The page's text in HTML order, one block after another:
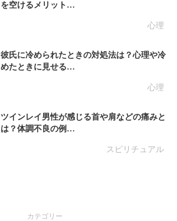
心理
を空けるメリット…
心理
彼氏に冷められたときの対処法は？心理や冷
めたときに見せる…
スピリチュアル
ツインレイ男性が感じる首や肩などの痛みと
は？体調不良の例…
カテゴリー